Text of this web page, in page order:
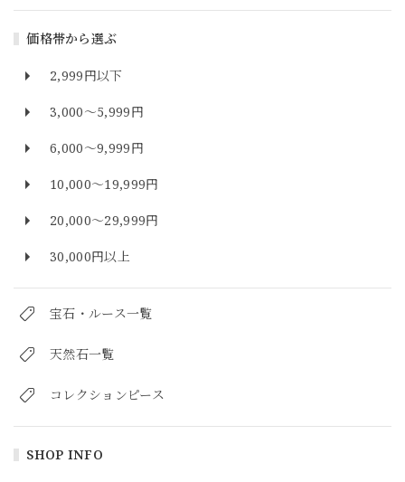
価格帯から選ぶ
2,999円以下
3,000～5,999円
6,000～9,999円
10,000～19,999円
20,000～29,999円
30,000円以上
宝石・ルース一覧
天然石一覧
コレクションピース
SHOP INFO